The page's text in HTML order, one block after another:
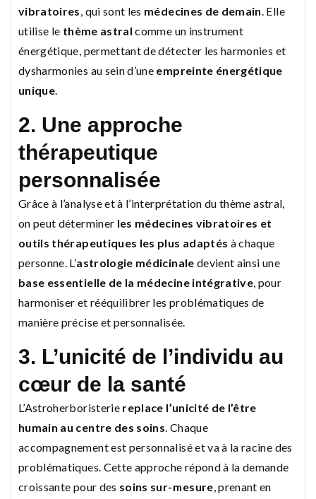
vibratoires, qui sont les médecines de demain. Elle
utilise le thème astral comme un instrument
énergétique, permettant de détecter les harmonies et
dysharmonies au sein d’une empreinte énergétique
unique.
2. Une approche
thérapeutique
personnalisée
Grâce à l’analyse et à l’interprétation du thème astral,
on peut déterminer les médecines vibratoires et
outils thérapeutiques les plus adaptés à chaque
personne. L’astrologie médicinale devient ainsi une
base essentielle de la médecine intégrative, pour
harmoniser et rééquilibrer les problématiques de
manière précise et personnalisée.
3. L’unicité de l’individu au
cœur de la santé
L’Astroherboristerie replace l’unicité de l’être
humain au centre des soins. Chaque
accompagnement est personnalisé et va à la racine des
problématiques. Cette approche répond à la demande
croissante pour des soins sur-mesure, prenant en